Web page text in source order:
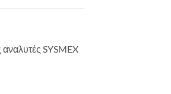
αναλυτές SYSMEX